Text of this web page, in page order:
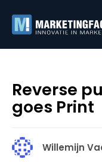
Reverse
goes Print
Willemijn